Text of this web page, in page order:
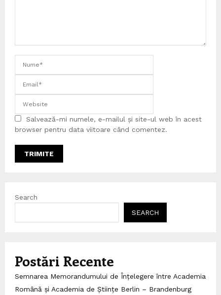
Salvează-mi numele, e-mailul și site-ul web în acest
browser pentru data viitoare când comentez.
Search
SEARCH
Postări Recente
Semnarea Memorandumului de Înțelegere între Academia
Română și Academia de Științe Berlin – Brandenburg